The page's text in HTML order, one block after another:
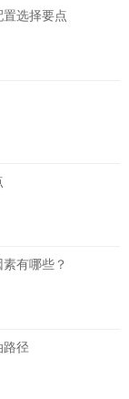
选择要点
有哪些？
径